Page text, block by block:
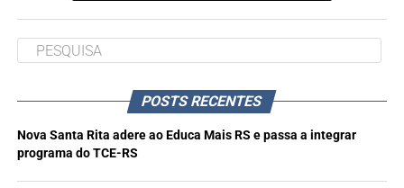
POSTS RECENTES
Nova Santa Rita adere ao Educa Mais RS e passa a integrar
programa do TCE-RS